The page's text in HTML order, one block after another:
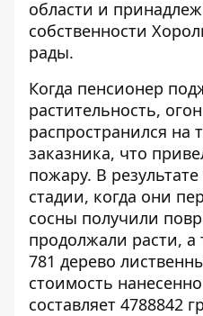
области и
собственности
рады.
Когда пенсионер
растительность,
распространился на
заказника, что
пожару. В
стадии, когда они
сосны получили
продолжали расти, а
781 дерево
стоимость
составляет 4788842